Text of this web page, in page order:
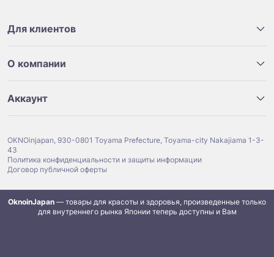
Для клиентов
О компании
Аккаунт
OKNOinjapan, 930-0801 Toyama Prefecture, Toyama-city Nakajiama 1-3-
43
Политика конфиденциальности и защиты информации
Договор публичной оферты
OknoinJapan — товары для красоты и здоровья, произведенные только
для внутреннего рынка Японии теперь доступны и Вам